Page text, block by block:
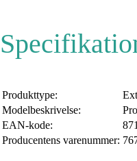
Produkttype:
Modelbeskrivelse:
EAN-kode:
Producentens varenummer: